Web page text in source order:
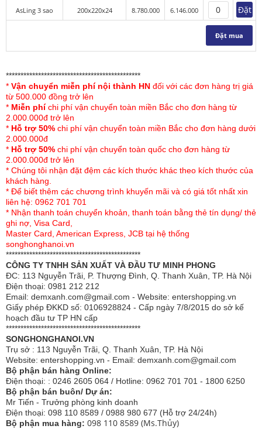
hoa văn may chần có tính thẩm mỹ cao.
+ Tên sản phẩm được thêu ghép vải thủ công, tỉ mỉ mang
Đức.
+ Được kiểm soát bởi hệ thống quản lý chất lượng đạt
tiêu chuẩn ISO 9001.
+ Đệm có độ dày: 24-25 cm
+ Sản phẩm được bảo hành: 5 năm.
AsLing 3 sao 200x220x24 8.780.000 6.146.000 Đặt
Đặt mua
**********************************************
* Vận chuyển miễn phí nội thành HN đối với các đơn hàng trị giá
từ 500.000 đồng trở lên
* Miễn phíchi phí vận chuyển toàn miền Bắc cho đơn hàng từ
2.000.000đ trở lên
* Hỗ trợ 50% chi phí vận chuyển toàn miền Bắc cho đơn hàng dưới
2.000.000đ
* Hỗ trợ 50% chi phí vận chuyển toàn quốc cho đơn hàng từ
2.000.000đ trở lên
* Chúng tôi nhận đặt đệm các kích thước khác theo kích thước của
khách hàng.
* Để biết thêm các chương trình khuyến mãi và có giá tốt nhất xin
liên hệ: 0962 701 701
* Nhận thanh toán chuyển khoản, thanh toán bằng thẻ tín dụng/ thẻ
ghi nợ, Visa Card,
Master Card, American Express, JCB tại hệ thống
songhonghanoi.vn
**********************************************
CÔNG TY TNHH SẢN XUẤT VÀ ĐẦU TƯ MINH PHONG
ĐC: 113 Nguyễn Trãi, P. Thượng Đình, Q. Thanh Xuân, TP. Hà Nội
Điện thoại: 0981 212 212
Email: demxanh.com@gmail.com - Website: entershopping.vn
Giấy phép ĐKKD số: 0106928824 - Cấp ngày 7/8/2015 do sở kế
hoạch đầu tư TP HN cấp
**********************************************
SONGHONGHANOI.VN
Trụ sở : 113 Nguyễn Trãi, Q. Thanh Xuân, TP. Hà Nội
Website: entershopping.vn - Email: demxanh.com@gmail.com
Bộ phận bán hàng Online:
Điện thoại: : 0246 2605 064 / Hotline: 0962 701 701 - 1800 6250
Bộ phận bán buôn/ Dự án:
Mr Tiến - Trưởng phòng kinh doanh
Điện thoại: 098 110 8589 / 0988 980 677 (Hỗ trợ 24/24h)
Bộ phận mua hàng: 098 110 8589 (Ms.Thủy)